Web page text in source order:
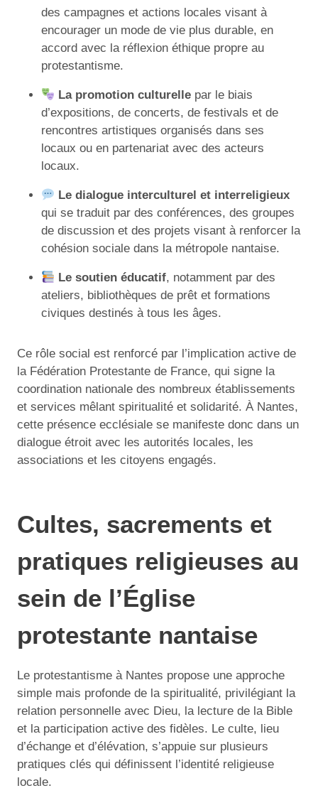
des campagnes et actions locales visant à
encourager un mode de vie plus durable, en
accord avec la réflexion éthique propre au
protestantisme.
La promotion culturelle par le biais
d’expositions, de concerts, de festivals et de
rencontres artistiques organisés dans ses
locaux ou en partenariat avec des acteurs
locaux.
Le dialogue interculturel et interreligieux
qui se traduit par des conférences, des groupes
de discussion et des projets visant à renforcer la
cohésion sociale dans la métropole nantaise.
Le soutien éducatif, notamment par des
ateliers, bibliothèques de prêt et formations
civiques destinés à tous les âges.
Ce rôle social est renforcé par l’implication active de
la Fédération Protestante de France, qui signe la
coordination nationale des nombreux établissements
et services mêlant spiritualité et solidarité. À Nantes,
cette présence ecclésiale se manifeste donc dans un
dialogue étroit avec les autorités locales, les
associations et les citoyens engagés.
Cultes, sacrements et
pratiques religieuses au
sein de l’Église
protestante nantaise
Le protestantisme à Nantes propose une approche
simple mais profonde de la spiritualité, privilégiant la
relation personnelle avec Dieu, la lecture de la Bible
et la participation active des fidèles. Le culte, lieu
d’échange et d’élévation, s’appuie sur plusieurs
pratiques clés qui définissent l’identité religieuse
locale.